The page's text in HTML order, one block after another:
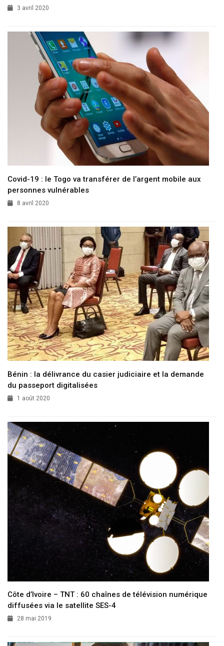
3 avril 2020
Covid-19 : le Togo va transférer de l’argent mobile aux
personnes vulnérables
8 avril 2020
Bénin : la délivrance du casier judiciaire et la demande
du passeport digitalisées
1 août 2020
Côte d’Ivoire – TNT : 60 chaînes de télévision numérique
diffusées via le satellite SES-4
28 mai 2019